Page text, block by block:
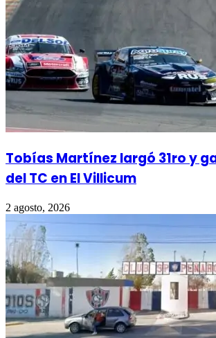
Tobías Martínez largó 31ro y
del TC en El Villicum
2 agosto, 2026